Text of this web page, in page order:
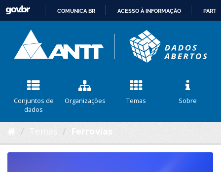
CONTEÚDO
COMUNICA BR ACESSO À INFORMAÇÃO
Conjuntos de
dados
Organizações Temas Sobre